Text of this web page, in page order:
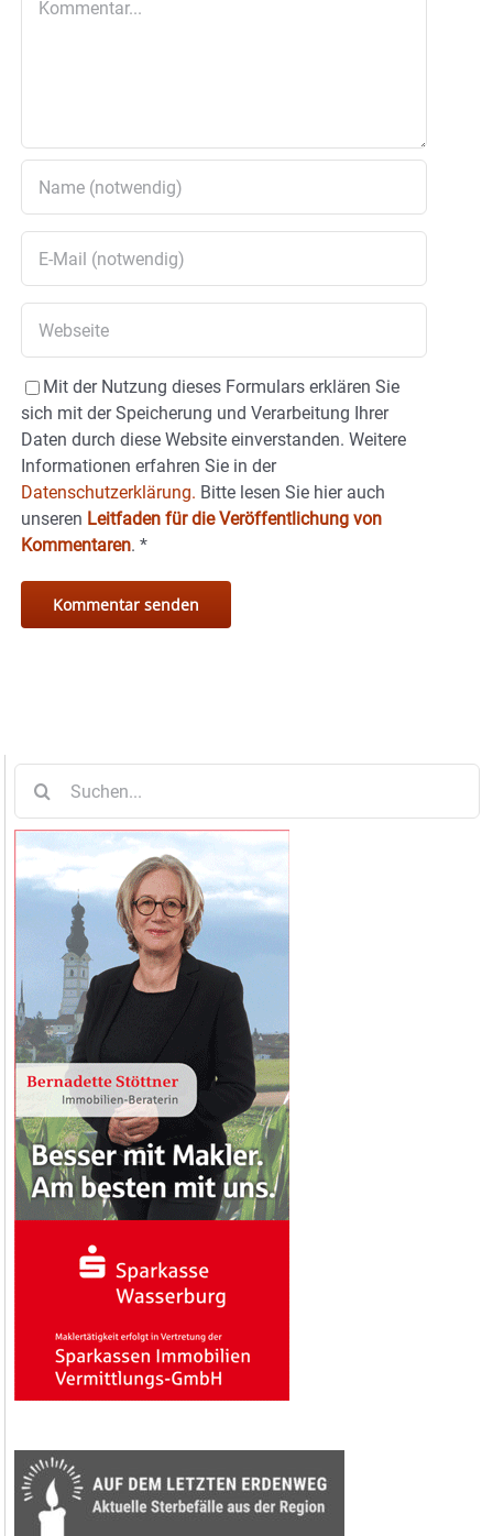
Mit der Nutzung dieses Formulars erklären Sie
sich mit der Speicherung und Verarbeitung Ihrer
Daten durch diese Website einverstanden. Weitere
Informationen erfahren Sie in der
Datenschutzerklärung. Bitte lesen Sie hier auch
unseren Leitfaden für die Veröffentlichung von
Kommentaren. *
nach: